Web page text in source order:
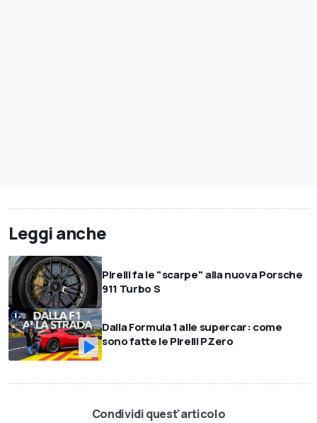
Leggi anche
Pirelli fa le "scarpe" alla nuova Porsche
911 Turbo S
Dalla Formula 1 alle supercar: come
sono fatte le Pirelli PZero
Condividi quest'articolo